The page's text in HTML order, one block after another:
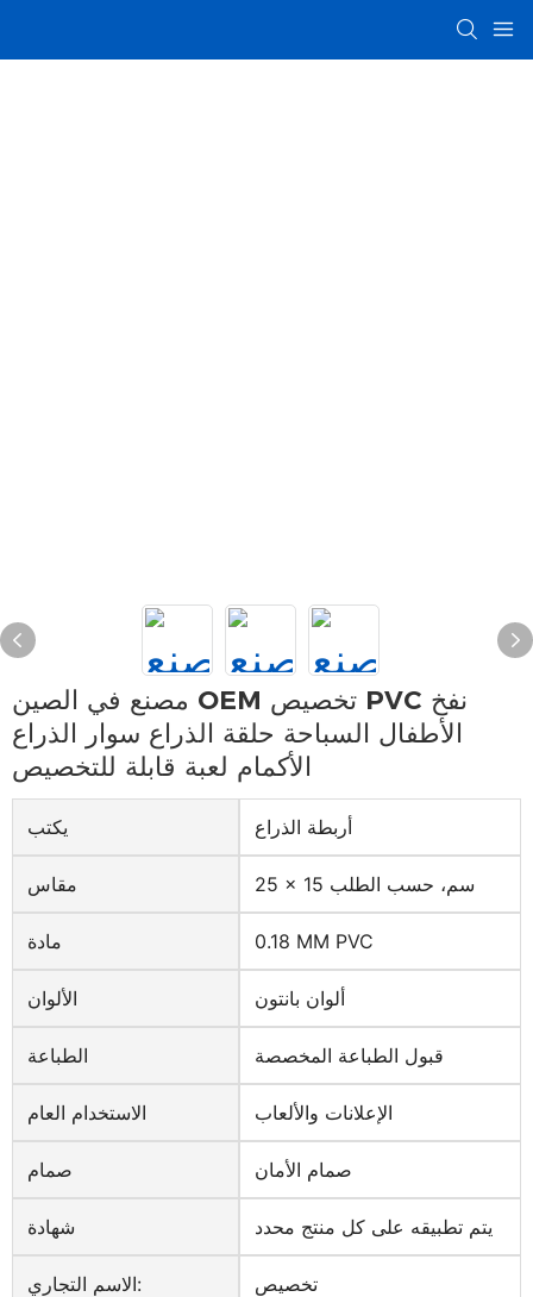
مصنع في الصين OEM تخصيص PVC نفخ
الأطفال السباحة حلقة الذراع سوار الذراع
الأكمام لعبة قابلة للتخصيص
يكتب أربطة الذراع
مقاس 25 × 15 سم، حسب الطلب
مادة 0.18 MM PVC
الألوان ألوان بانتون
الطباعة قبول الطباعة المخصصة
الاستخدام العام الإعلانات والألعاب
صمام صمام الأمان
شهادة يتم تطبيقه على كل منتج محدد
الاسم التجاري: تخصيص